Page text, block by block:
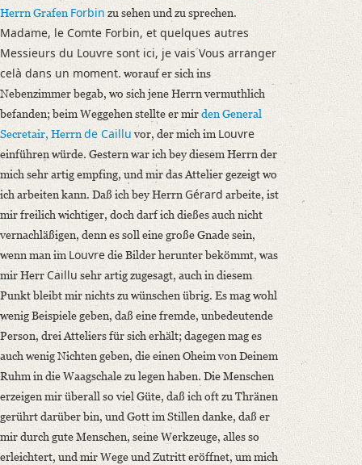
Herrn Grafen Forbin zu sehen und zu sprechen.
Madame, le Comte Forbin, et quelques autres
Messieurs du Louvre sont ici, je vais Vous arranger
celà dans un moment. worauf er sich ins
Nebenzimmer begab, wo sich jene Herrn vermuthlich
befanden; beim Weggehen stellte er mirden General
Secretair, Herrnde Cailluvor, der mich im Louvre
einführen würde. Gestern war ich bey diesem Herrn der
mich sehr artig empfing, und mir das Attelier gezeigt wo
ich arbeiten kann. Daß ich bey Herrn Gérard arbeite, ist
mir freilich wichtiger, doch darf ich dießes auch nicht
vernachläßigen, denn es soll eine große Gnade sein,
wenn man im Louvredie Bilder herunter bekömmt, was
mir Herr Caillu sehr artig zugesagt, auch in diesem
Punkt bleibt mir nichts zu wünschen übrig. Es mag wohl
wenig Beispiele geben, daß eine fremde, unbedeutende
Person, drei Atteliers für sich erhält; dagegen mag es
auch wenig Nichten geben, die einen Oheim von Deinem
Ruhm in die Waagschale zu legen haben. Die Menschen
erzeigen mir überall so viel Güte, daß ich oft zu Thränen
gerührt darüber bin, und Gott im Stillen danke, daß er
mir durch gute Menschen, seine Werkzeuge, alles so
erleichtert, und mir Wege und Zutritt eröffnet, um mich